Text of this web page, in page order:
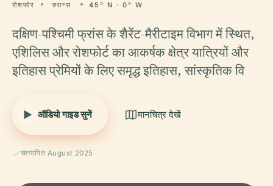
रोशफोर फ़्रान्स 45° N · 0° W
दक्षिण-पश्चिमी फ्रांस के शैरेंट-मैरीटाइम विभाग में स्थित,
एशिलिस और रोशफोर्ट का आकर्षक क्षेत्र यात्रियों और
इतिहास प्रेमियों के लिए समृद्ध इतिहास, सांस्कृतिक वि
ऑडियो गाइड सुनें मानचित्र देखें
सत्यापित August 2025